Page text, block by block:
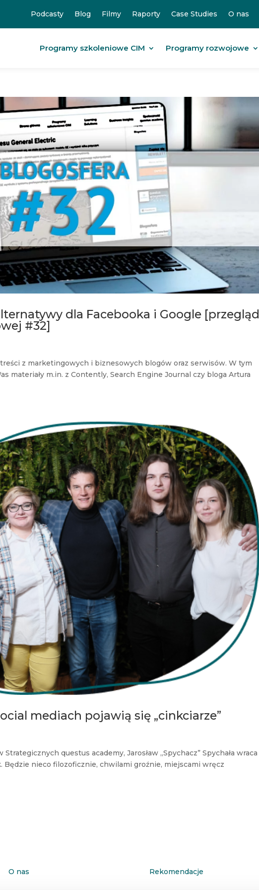
Podcasty Blog Filmy Raporty Case Studies O nas
Programy szkoleniowe CIM Programy rozwojowe
dla Facebooka i Google [przegląd
#32]
z marketingowych i biznesowych blogów oraz serwisów. W tym
materiały m.in. z Contently, Search Engine Journal czy bloga Artura
mediach pojawią się „cinkciarze”
questus academy, Jarosław „Spychacz” Spychała wraca
Będzie nieco filozoficznie, chwilami groźnie, miejscami wręcz
O nas Rekomendacje